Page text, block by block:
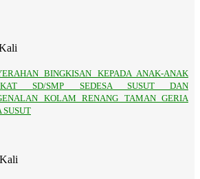
BINGKISAN KEPADA ANAK-ANAK
SD/SMP SEDESA SUSUT DAN
KOLAM RENANG TAMAN GERIA
SUSUT